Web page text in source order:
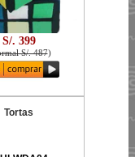
S/. 399
S/. 487)
Tortas